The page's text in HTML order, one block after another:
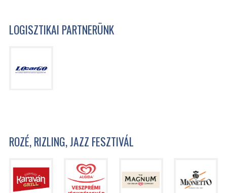
LOGISZTIKAI PARTNERÜNK
ROZÉ, RIZLING, JAZZ FESZTIVÁL